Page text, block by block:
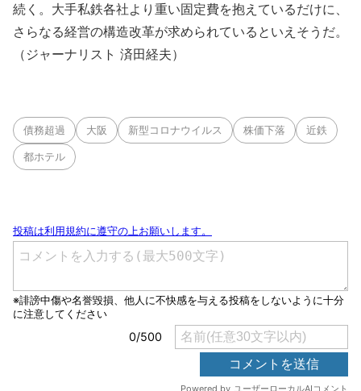
続く。大手私鉄各社より重い固定費を抱えているだけに、
さらなる経営の構造改革が求められているといえそうだ。
（ジャーナリスト 済田経夫）
債務超過 大阪 新型コロナウイルス 株価下落 近鉄
都ホテル